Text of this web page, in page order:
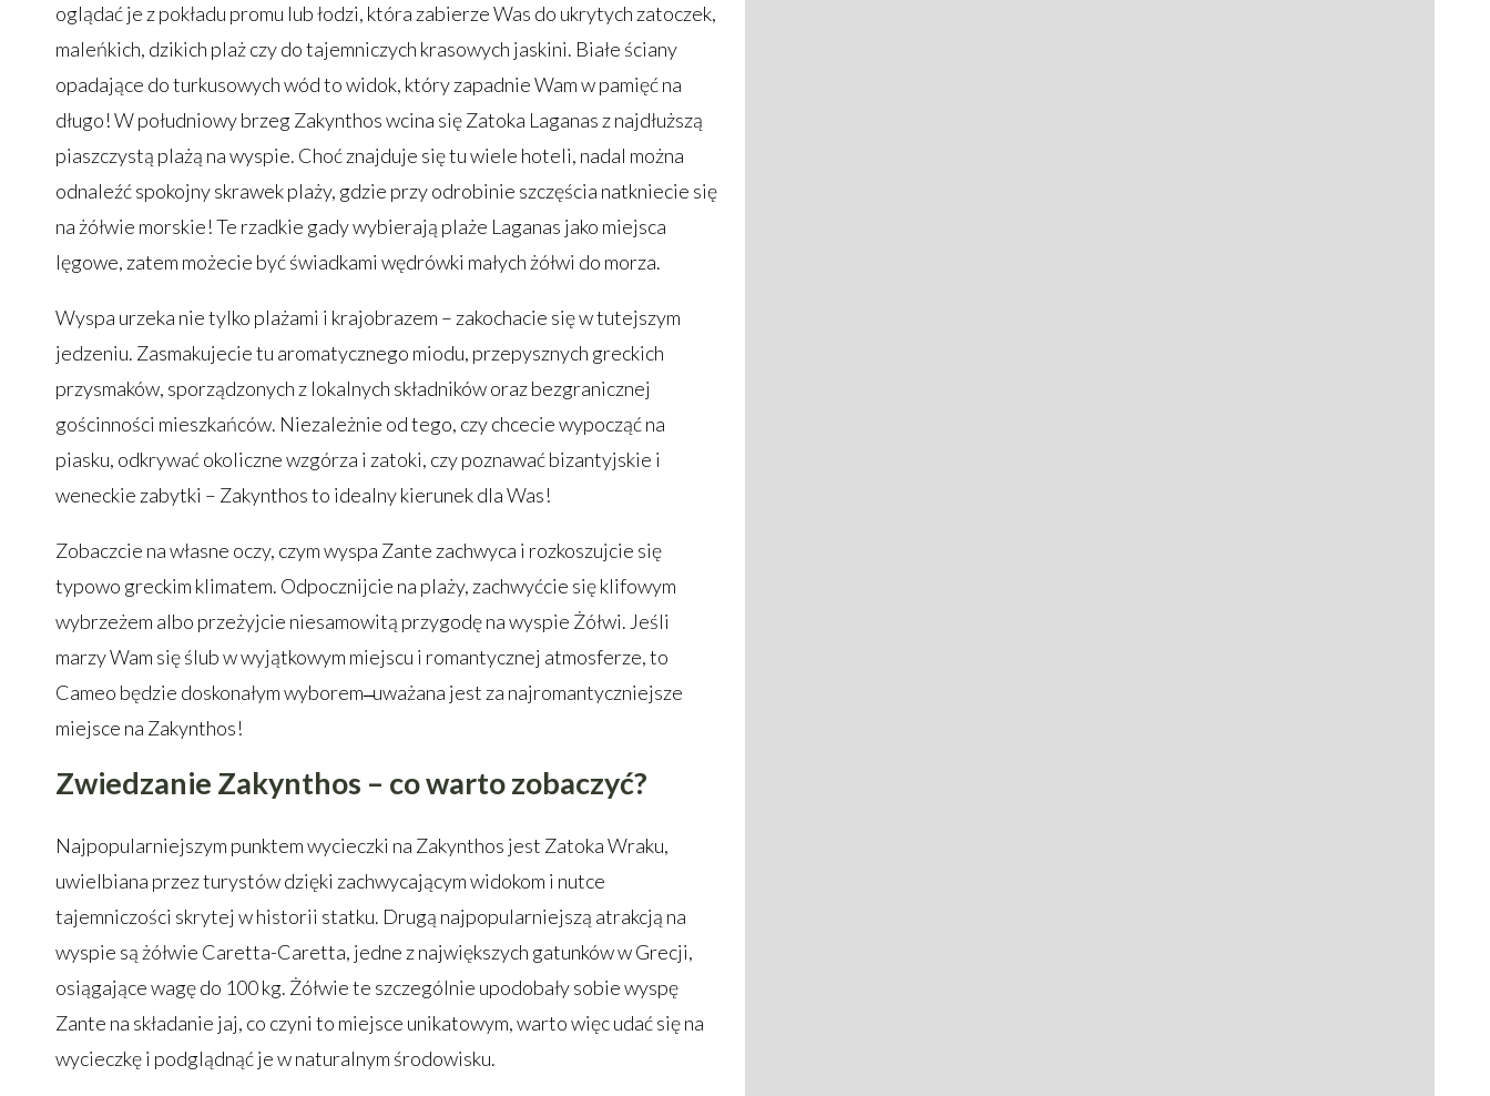
oglądać je z pokładu promu lub łodzi, która zabierze Was do ukrytych zatoczek,
maleńkich, dzikich plaż czy do tajemniczych krasowych jaskini. Białe ściany
opadające do turkusowych wód to widok, który zapadnie Wam w pamięć na
długo! W południowy brzeg Zakynthos wcina się Zatoka Laganas z najdłuższą
piaszczystą plażą na wyspie. Choć znajduje się tu wiele hoteli, nadal można
odnaleźć spokojny skrawek plaży, gdzie przy odrobinie szczęścia natkniecie się
na żółwie morskie! Te rzadkie gady wybierają plaże Laganas jako miejsca
lęgowe, zatem możecie być świadkami wędrówki małych żółwi do morza.
Wyspa urzeka nie tylko plażami i krajobrazem – zakochacie się w tutejszym
jedzeniu. Zasmakujecie tu aromatycznego miodu, przepysznych greckich
przysmaków, sporządzonych z lokalnych składników oraz bezgranicznej
gościnności mieszkańców. Niezależnie od tego, czy chcecie wypocząć na
piasku, odkrywać okoliczne wzgórza i zatoki, czy poznawać bizantyjskie i
weneckie zabytki – Zakynthos to idealny kierunek dla Was!
Zobaczcie na własne oczy, czym wyspa Zante zachwyca i rozkoszujcie się
typowo greckim klimatem. Odpocznijcie na plaży, zachwyćcie się klifowym
wybrzeżem albo przeżyjcie niesamowitą przygodę na wyspie Żółwi. Jeśli
marzy Wam się ślub w wyjątkowym miejscu i romantycznej atmosferze, to
Cameo będzie doskonałym wyborem ̶ uważana jest za najromantyczniejsze
miejsce na Zakynthos!
Zwiedzanie Zakynthos – co warto zobaczyć?
Najpopularniejszym punktem wycieczki na Zakynthos jest Zatoka Wraku,
uwielbiana przez turystów dzięki zachwycającym widokom i nutce
tajemniczości skrytej w historii statku. Drugą najpopularniejszą atrakcją na
wyspie są żółwie Caretta-Caretta, jedne z największych gatunków w Grecji,
osiągające wagę do 100 kg. Żółwie te szczególnie upodobały sobie wyspę
Zante na składanie jaj, co czyni to miejsce unikatowym, warto więc udać się na
wycieczkę i podglądnąć je w naturalnym środowisku.